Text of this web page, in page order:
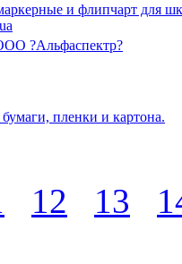
и флипчарт для
?Альфаспектр?
пленки и картона.
12 13